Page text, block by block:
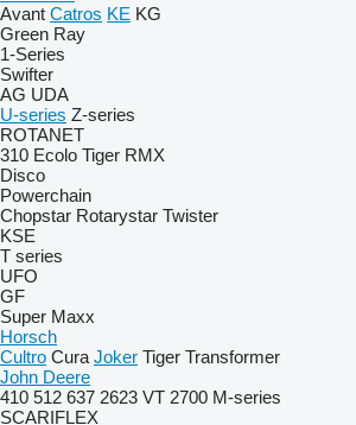
Avant Catros KE KG
Green Ray
1-Series
Swifter
AG UDA
U-series Z-series
ROTANET
310 Ecolo Tiger RMX
Disco
Powerchain
Chopstar Rotarystar Twister
KSE
T series
UFO
GF
Super Maxx
Horsch
Cultro Cura Joker Tiger Transformer
John Deere
410 512 637 2623 VT 2700 M-series
SCARIFLEX